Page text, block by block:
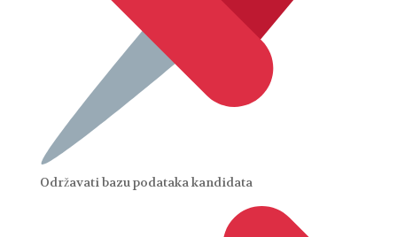
Održavati bazu podataka kandidata